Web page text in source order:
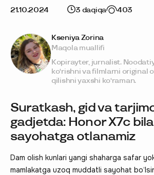
21.10.2024 3 daqiqa 403
Suratkash, gid va
gadjetda: Honor X7c
sayohatga otlanamiz
Dam olish kunlari yangi shaharga safar
mamlakatga uzoq muddatli sayohat
Kseniya Zorina
Maqola muallifi
Kopirayter, jurnalist.
ko‘rishni va filmlarni original
qilishni yaxshi ko‘raman.